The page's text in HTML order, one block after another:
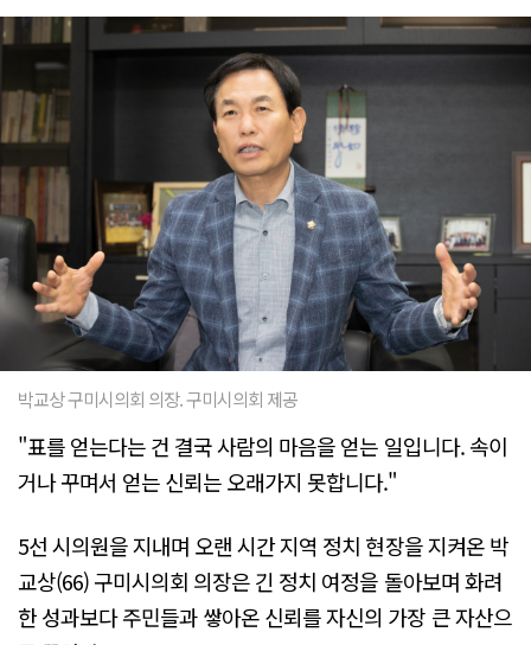
박교상 구미시의회 의장. 구미시의회 제공
"표를 얻는다는 건 결국 사람의 마음을 얻는 일입니다. 속이
거나 꾸며서 얻는 신뢰는 오래가지 못합니다."
5선 시의원을 지내며 오랜 시간 지역 정치 현장을 지켜온 박
교상(66) 구미시의회 의장은 긴 정치 여정을 돌아보며 화려
한 성과보다 주민들과 쌓아온 신뢰를 자신의 가장 큰 자산으